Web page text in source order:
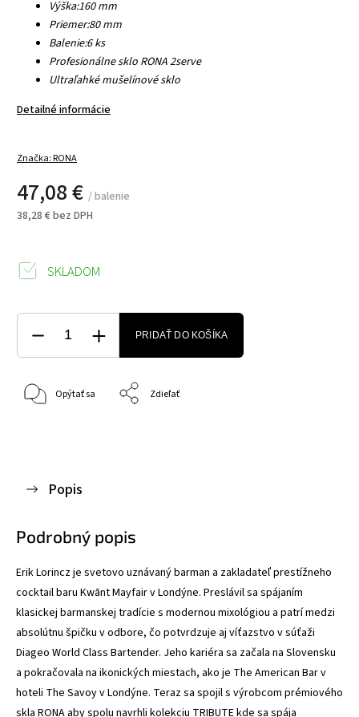
Výška:160 mm
Priemer:80 mm
Balenie:6 ks
Profesionálne sklo RONA 2serve
Ultraľahké mušelínové sklo
Detailné informácie
Značka:RONA
47,08 € / balenie
38,28 € bez DPH
SKLADOM
PRIDAŤ DO KOŠÍKA
Opýtať sa Zdieľať
Popis
Podrobný popis
Erik Lorincz je svetovo uznávaný barman a zakladateľ prestížneho
cocktail baru Kwānt Mayfair v Londýne. Preslávil sa spájaním
klasickej barmanskej tradície s modernou mixológiou a patrí medzi
absolútnu špičku v odbore, čo potvrdzuje aj víťazstvo v súťaži
Diageo World Class Bartender. Jeho kariéra sa začala na Slovensku
a pokračovala na ikonických miestach, ako je The American Bar v
hoteli The Savoy v Londýne. Teraz sa spojil s výrobcom prémiového
skla RONA aby spolu navrhli kolekciu TRIBUTE kde sa spája